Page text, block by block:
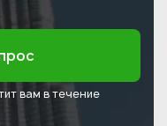
вам в течение